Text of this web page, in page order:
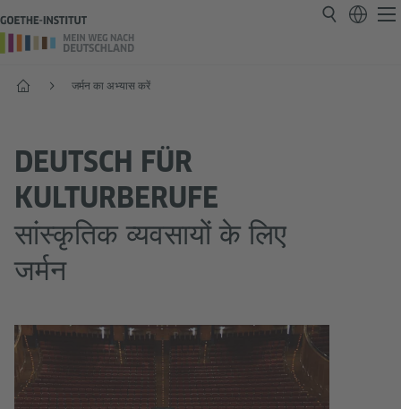
प्रारंभ जर्मन का अभ्यास करें
DEUTSCH FÜR
KULTURBERUFE
सांस्कृतिक व्यवसायों के लिए
जर्मन